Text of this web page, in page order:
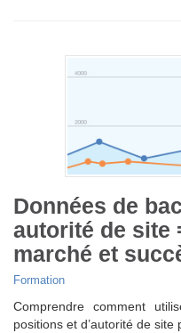
Données de
autorité de site
marché et
Formation
Comprendre comment
positions et d’autorité de site